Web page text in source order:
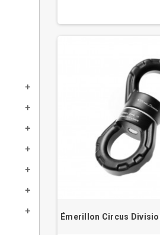
add
add
add
add
add
add
add
Émerillon Circus